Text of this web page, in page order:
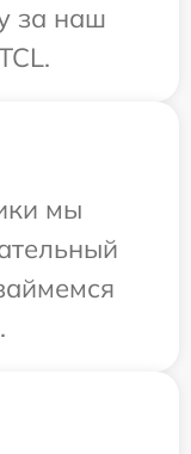
за наш
мы